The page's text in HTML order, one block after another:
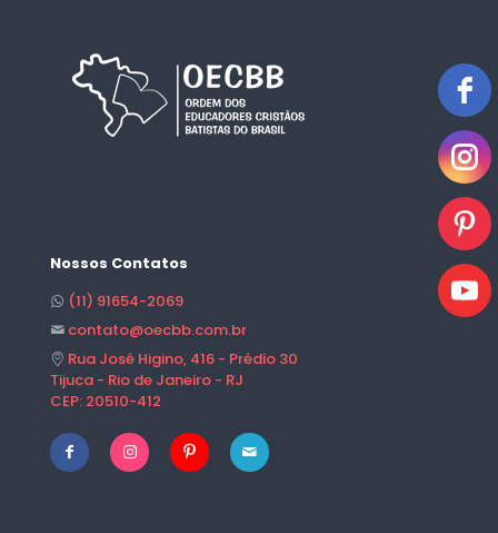
Nossos Contatos
(11) 91654-2069
contato@oecbb.com.br
Rua José Higino, 416 - Prédio 30
Tijuca - Rio de Janeiro - RJ
CEP: 20510-412